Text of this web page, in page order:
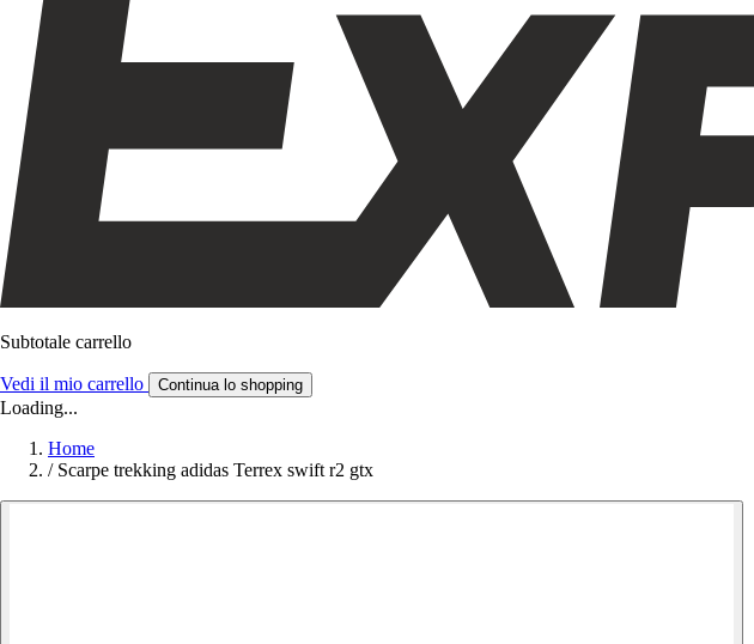
Subtotale carrello
Vedi il mio carrello Continua lo shopping
Loading...
Home
/ Scarpe trekking adidas Terrex swift r2 gtx